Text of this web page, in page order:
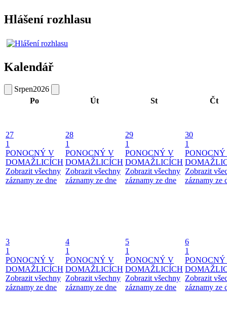
Hlášení rozhlasu
Kalendář
Srpen2026
Po
Út St Čt
27
1
PONOCNÝ V
DOMAŽLICÍCH
Zobrazit všechny
záznamy ze dne
28
1
PONOCNÝ V
DOMAŽLICÍCH
Zobrazit všechny
záznamy ze dne
29
1
PONOCNÝ V
DOMAŽLICÍCH
Zobrazit všechny
záznamy ze dne
30
1
Zobrazit
záznamy ze
3
1
PONOCNÝ V
DOMAŽLICÍCH
Zobrazit všechny
záznamy ze dne
4
1
PONOCNÝ V
DOMAŽLICÍCH
Zobrazit všechny
záznamy ze dne
5
1
PONOCNÝ V
DOMAŽLICÍCH
Zobrazit všechny
záznamy ze dne
6
1
Zobrazit
záznamy ze